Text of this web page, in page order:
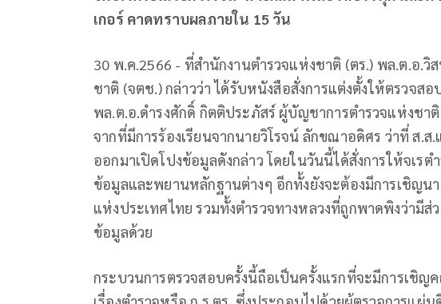
เกอร์ คาดทราบผลภายใน 15 วัน
30 พ.ค.2566 - ที่สำนักงานตำรวจแห่งชาติ (ตร.) พล.ต.อ.วิ
ชาติ (จตช.) กล่าวว่า ได้รับหนังสือสั่งการแต่งตั้งให้ตรวจส
พล.ต.อ.ดำรงศักดิ์ กิตติประภัสร์ ผู้บัญชาการตำรวจแห่งชา
จากที่มีการร้องเรียนจากนายวิโรจน์ ลักขณาอดิศร ว่าที่ ส.
ออกมาเปิดโปงข้อมูลดังกล่าว โดยในวันนี้ได้สั่งการให้จเร
ข้อมูลและพยานหลักฐานต่างๆ อีกทั้งยังจะต้องมีการเชิญน
แห่งประเทศไทย รวมทั้งตำรวจทางหลวงที่ถูกพาดพิงว่ามีส่
ข้อมูลด้วย
กระบวนการตรวจสอบครั้งนี้ถือเป็นครั้งแรกที่จะมีการเชิญ